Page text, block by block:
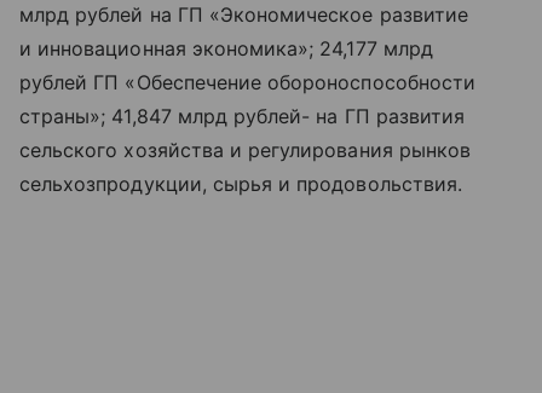
млрд рублей на ГП «Экономическое развитие
и инновационная экономика»; 24,177 млрд
рублей ГП «Обеспечение обороноспособности
страны»; 41,847 млрд рублей- на ГП развития
сельского хозяйства и регулирования рынков
сельхозпродукции, сырья и продовольствия.